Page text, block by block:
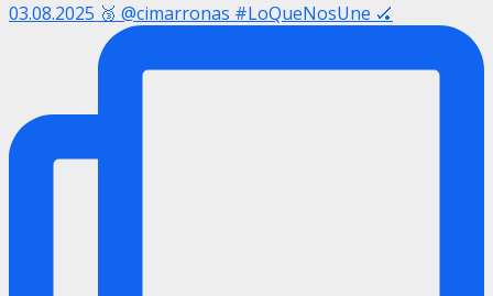
03.08.2025 🥉 @cimarronas #LoQueNosUne 🏑